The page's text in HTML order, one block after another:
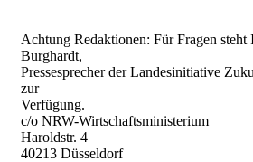
Achtung Redaktionen: Für Fragen
Burghardt,
Pressesprecher der Landesinitiative
zur
Verfügung.
c/o NRW-Wirtschaftsministerium
Haroldstr. 4
40213 Düsseldorf